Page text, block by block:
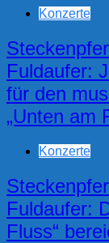
Konzerte
Fuldaufer:
für den
„Unten am
Konzerte
Fuldaufer:
Fluss“